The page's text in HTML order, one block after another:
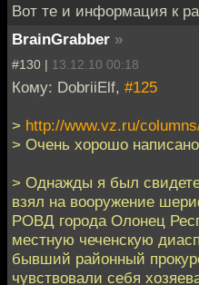
Вот те и информация к
BrainGrabber »
#130 | 13.12.10 00:18
Кому: DobriiElf, #125
> http://www.vz.ru/
> Очень хорошо
> Однажды я был
взял на вооружение
РОВД города Олонец
местную чеченскую
бывший районный
чувствовали себя